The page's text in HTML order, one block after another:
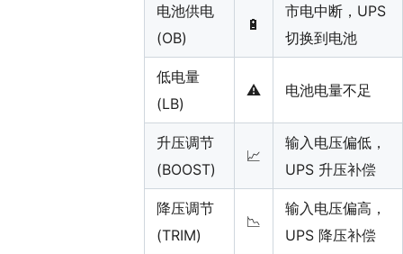
电池供电
(OB)
🔋
市电中断，UPS
切换到电池
低电量
(LB)
⚠️ 电池电量不足
升压调节
(BOOST)
📈
输入电压偏低，
UPS 升压补偿
降压调节
(TRIM)
📉
输入电压偏高，
UPS 降压补偿